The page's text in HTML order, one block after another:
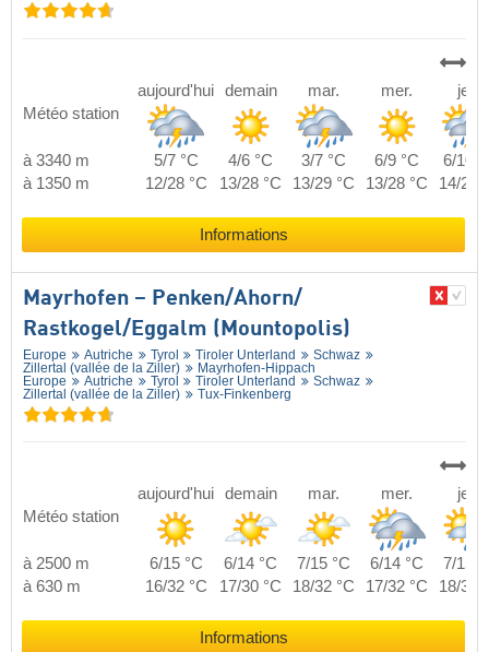
Météo station
aujourd'hui demain mar. mer. jeu.
à 3340 m 5/7 °C 4/6 °C 3/7 °C 6/9 °C
6/10
à 1350 m
12/28 °C 13/28 °C 13/29 °C 13/28 °C 14/29
Informations
Mayrhofen – Penken/​Ahorn/​
Rastkogel/​Eggalm (Mountopolis)
Europe Autriche Tyrol Tiroler Unterland
Schwaz
Zillertal (vallée de la Ziller)
Mayrhofen-Hippach
Europe
Autriche Tyrol Tiroler Unterland
Schwaz
Zillertal (vallée de la Ziller)
Tux-Finkenberg
Météo station
aujourd'hui demain mar. mer. jeu.
à 2500 m 6/15 °C 6/14 °C 7/15 °C 6/14 °C
7/15
à 630 m
16/32 °C 17/30 °C 18/32 °C 17/32 °C 18/31
Informations